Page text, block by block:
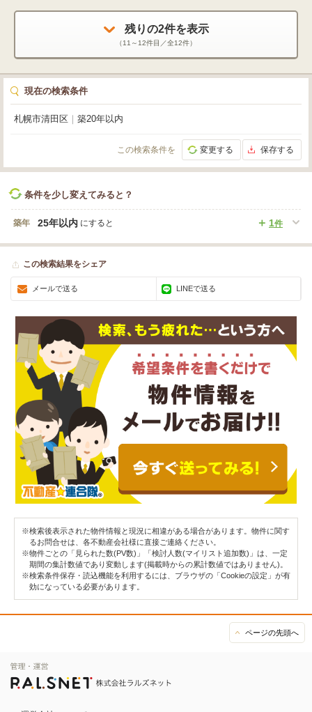
残りの2件を表示
（11～12件目／全12件）
現在の検索条件
札幌市清田区 築20年以内
この検索条件を 変更する 保存する
条件を少し変えてみると？
築年 1件
25年以内 にすると
この検索結果をシェア
メールで送る LINEで送る
※検索後表示された物件情報と現況に相違がある場合があります。物件に関す
るお問合せは、各不動産会社様に直接ご連絡ください。
※物件ごとの「見られた数(PV数)」「検討人数(マイリスト追加数)」は、一定
期間の集計数値であり変動します(掲載時からの累計数値ではありません)。
※検索条件保存・読込機能を利用するには、ブラウザの「Cookieの設定」が有
効になっている必要があります。
ページの先頭へ